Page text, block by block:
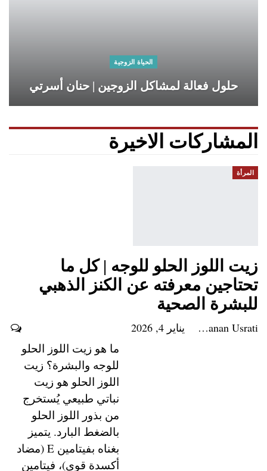
الحياة الزوجية
حلول فعالة لمشاكل الزوجين | حنان أسرتي
المشاركات الاخيرة
المرأة
زيت اللوز الحلو للوجه | كل ما
تحتاجين معرفته عن الكنز الذهبي
للبشرة الصحية
Hanan Usrati يناير 4, 2026
ما هو زيت اللوز الحلو
للوجه والبشرة؟ زيت
اللوز الحلو هو زيت
نباتي طبيعي يُستخرج
من بذور اللوز الحلو
بالضغط البارد. يتميز
بغناه بفيتامين E (مضاد
أكسدة قوي)، فيتامين